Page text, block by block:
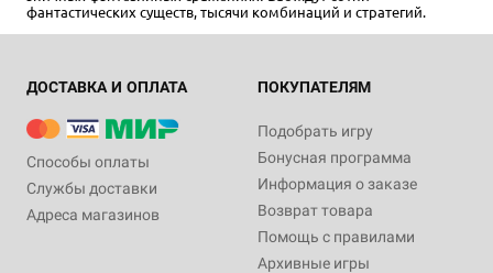
Берсерк. Семена раздора.
Стартовый набор "Слуги
Тальгаты"
499 ₽
Берсерк. Семена раздора.
Дисплей бустеров
7 отзывов
3 490 ₽ 4 200 ₽
Уведомить о наличии
фантастических существ, тысячи комбинаций и стратегий.
ДОСТАВКА И ОПЛАТА
Способы оплаты
Службы доставки
Адреса магазинов
ПОКУПАТЕЛЯМ
Подобрать игру
Бонусная программа
Информация о заказе
Возврат товара
Помощь с правилами
Архивные игры